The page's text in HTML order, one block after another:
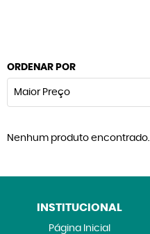
ORDENAR POR
Maior Preço
Nenhum produto encontrado.
INSTITUCIONAL
Página Inicial